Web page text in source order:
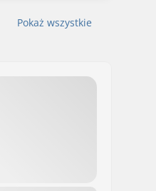
Pokaż wszystkie